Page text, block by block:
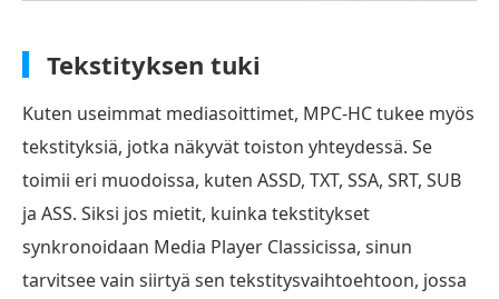
Tekstityksen tuki
Kuten useimmat mediasoittimet, MPC-HC tukee myös
tekstityksiä, jotka näkyvät toiston yhteydessä. Se
toimii eri muodoissa, kuten ASSD, TXT, SSA, SRT, SUB
ja ASS. Siksi jos mietit, kuinka tekstitykset
synkronoidaan Media Player Classicissa, sinun
tarvitsee vain siirtyä sen tekstitysvaihtoehtoon, jossa